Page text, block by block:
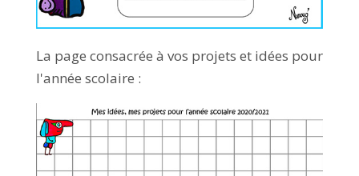
La page consacrée à vos projets et idées pour
l'année scolaire :